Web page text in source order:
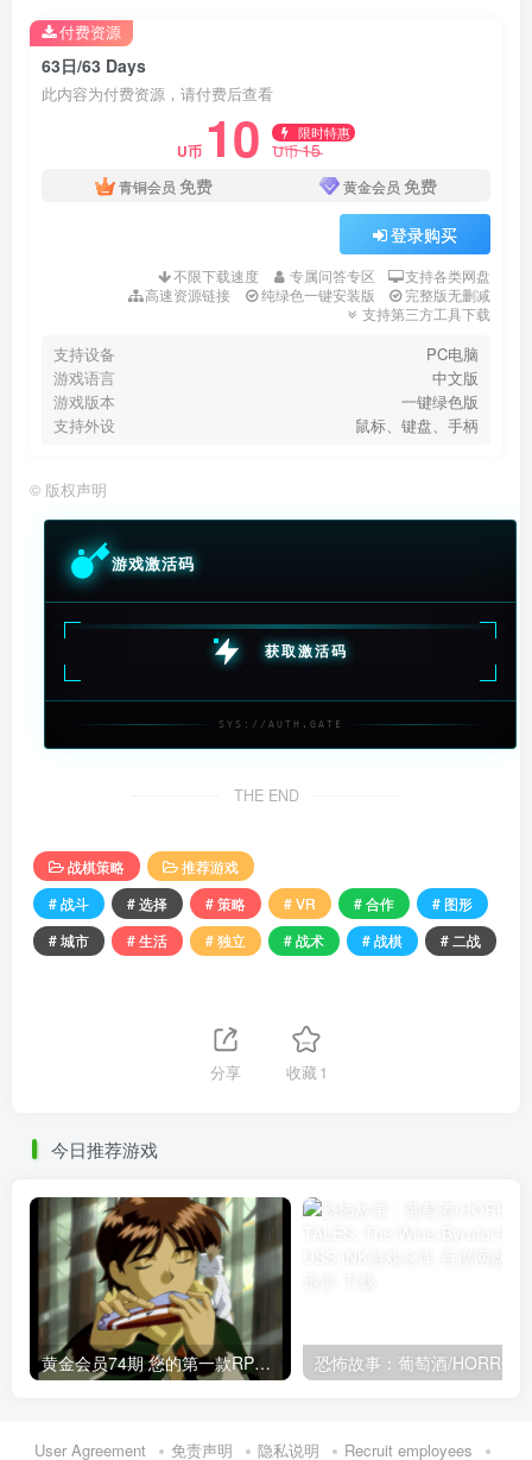
63日/63 Days
此内容为付费资源，请付费后查看
U币 10 限时特惠
U币15
青铜会员 免费 黄金会员 免费
登录购买
不限下载速度 专属问答专区
支持各类网盘
高速资源链接
纯绿色一键安装版
完整版无删减
支持第三方工具下载
支持设备
PC电脑
游戏语言
中文版
游戏版本
一键绿色版
支持外设
鼠标、键盘、手柄
付费资源
© 版权声明
游戏激活码
获取激活码
SYS://AUTH.GATE
THE END
战棋策略
推荐游戏
# 战斗
# 选择 # 策略 # VR # 合作
# 图形
# 城市
# 生活 # 独立 # 战术 # 战棋 # 二战
分享 收藏1
今日推荐游戏
黄金会员74期 您的第一款RPG是什么？露娜：高清收藏集
User Agreement 免责声明 隐私说明 Recruit employees